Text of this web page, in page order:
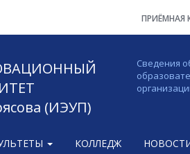
ПРИЁМНАЯ
(ИЭУП)
Сведения
КОЛЛЕДЖ